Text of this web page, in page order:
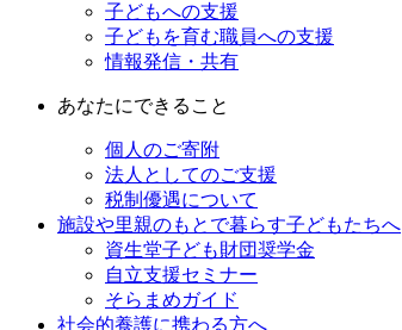
子どもへの支援
子どもを育む職員への支援
情報発信・共有
あなたにできること
個人のご寄附
法人としてのご支援
税制優遇について
施設や里親のもとで暮らす子どもたちへ
資生堂子ども財団奨学金
自立支援セミナー
そらまめガイド
社会的養護に携わる方へ